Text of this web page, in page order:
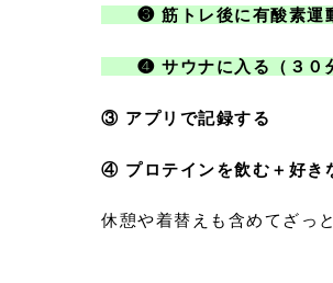
❸ 筋トレ後に有酸素運動
❹ サウナに入る（３０
③ アプリで記録する
④ プロテインを飲む＋好き
休憩や着替えも含めてざっ